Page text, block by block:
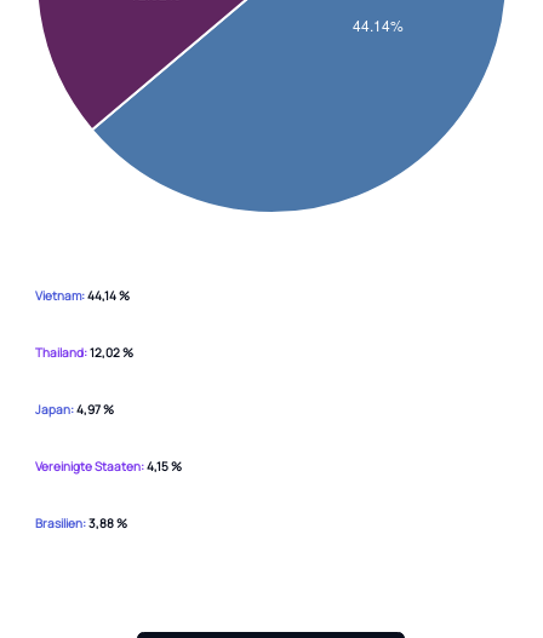
Vietnam:44,14 %
Thailand:12,02 %
Japan:4,97 %
Vereinigte Staaten:4,15 %
Brasilien:3,88 %